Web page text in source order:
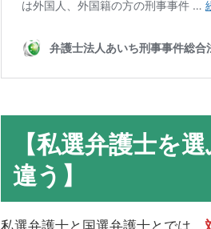
【私選弁護士を
違う】
私選弁護士と国選弁護士とでは、